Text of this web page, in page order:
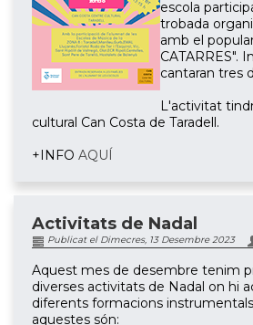
escola
trobada
amb el
CATARRES".
cantaran tres
L'activitat
cultural Can Costa de Taradell.
+INFO AQUÍ
Activitats de Nadal
Publicat el Dimecres, 13 Desembre 2023
Aquest mes de desembre tenim
diverses activitats de Nadal on hi
diferents formacions
aquestes són: